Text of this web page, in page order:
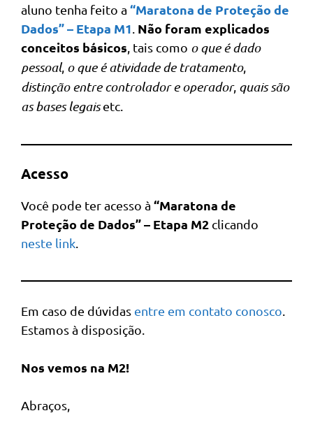
aluno tenha feito a “Maratona de Proteção de
Dados” – Etapa M1 Não foram explicados
conceitos básicos , tais como o que é dado
pessoal, o que é atividade de tratamento,
distinção entre controlador e operador, quais são
as bases legaisetc.
Acesso
Você pode ter acesso à “Maratona de
Proteção de Dados” – Etapa M2 clicando
neste link
Em caso de dúvidas entre em contato conosco
Estamos à disposição.
Nos vemos na M2!
Abraços,